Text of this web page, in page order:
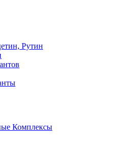
Рутин
Комплексы